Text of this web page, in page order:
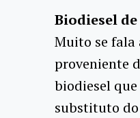
Biodiesel
Muito se fala
proveniente
biodiesel
substituto